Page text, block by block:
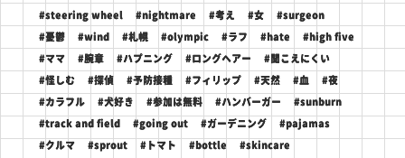
#steering wheel #nightmare #考え #女 #surgeon
#憂鬱 #wind #札幌 #olympic #ラフ #hate #high five
#ママ #腕章 #ハプニング #ロングヘアー #聞こえにくい
#怪しむ #探偵 #予防接種 #フィリップ #天然 #血 #夜
#カラフル #犬好き #参加は無料 #ハンバーガー #sunburn
#track and field #going out #ガーデニング #pajamas
#クルマ #sprout #トマト #bottle #skincare